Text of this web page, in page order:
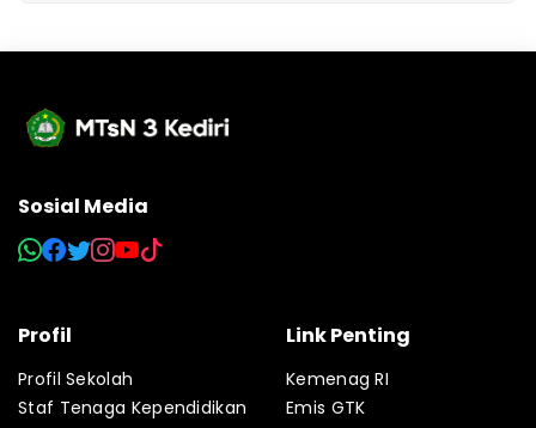
Sosial Media
Profil
Profil Sekolah
Staf Tenaga Kependidikan
Link Penting
Kemenag RI
Emis GTK